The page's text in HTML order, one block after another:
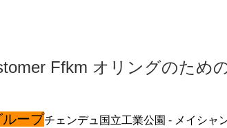
Ffkm オリングのため
ループチェンデュ国立工業公園 - メイシャ